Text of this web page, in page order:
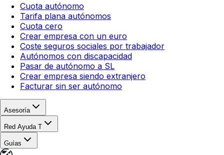
Cuota autónomo
Tarifa plana autónomos
Cuota cero
Crear empresa con un euro
Coste seguros sociales por trabajador
Autónomos con discapacidad
Pasar de autónomo a SL
Crear empresa siendo extranjero
Facturar sin ser autónomo
Asesoría
Red Ayuda T
Guías